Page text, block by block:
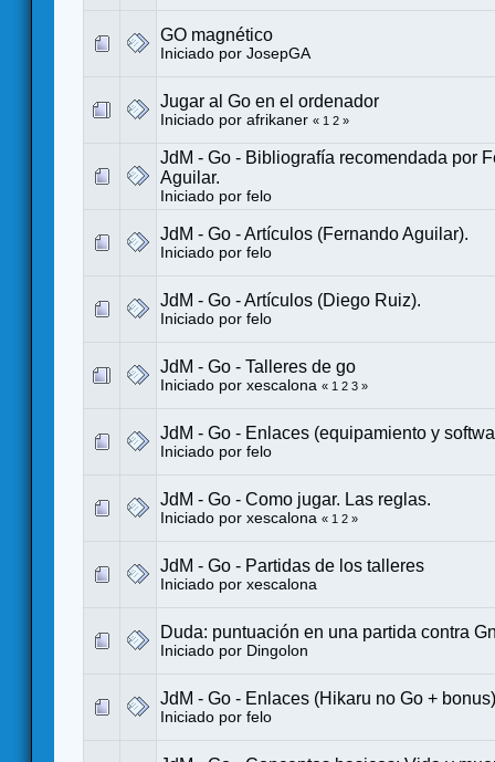
GO magnético
Iniciado por JosepGA
Jugar al Go en el ordenador
Iniciado por afrikaner « 1 2 »
JdM - Go - Bibliografía recomendada por
Aguilar.
Iniciado por felo
JdM - Go - Artículos (Fernando Aguilar).
Iniciado por felo
JdM - Go - Artículos (Diego Ruiz).
Iniciado por felo
JdM - Go - Talleres de go
Iniciado por xescalona « 1 2 3 »
JdM - Go - Enlaces (equipamiento y
Iniciado por felo
JdM - Go - Como jugar. Las reglas.
Iniciado por xescalona « 1 2 »
JdM - Go - Partidas de los talleres
Iniciado por xescalona
Duda: puntuación en una partida contra
Iniciado por Dingolon
JdM - Go - Enlaces (Hikaru no Go +
Iniciado por felo